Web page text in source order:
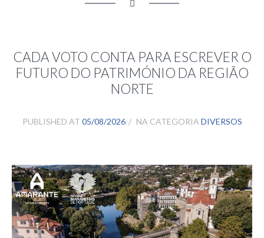
CADA VOTO CONTA PARA ESCREVER O
FUTURO DO PATRIMÓNIO DA REGIÃO
NORTE
PUBLISHED AT 05/08/2026 NA CATEGORIA DIVERSOS